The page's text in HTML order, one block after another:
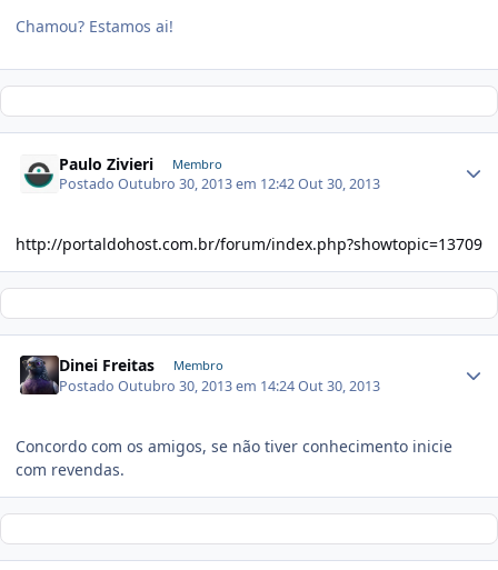
Chamou? Estamos ai!
Paulo Zivieri Membro
PostadoOutubro 30, 2013 em 12:42Out 30, 2013
http://portaldohost.com.br/forum/index.php?showtopic=13709
Dinei Freitas Membro
PostadoOutubro 30, 2013 em 14:24Out 30, 2013
Concordo com os amigos, se não tiver conhecimento inicie
com revendas.